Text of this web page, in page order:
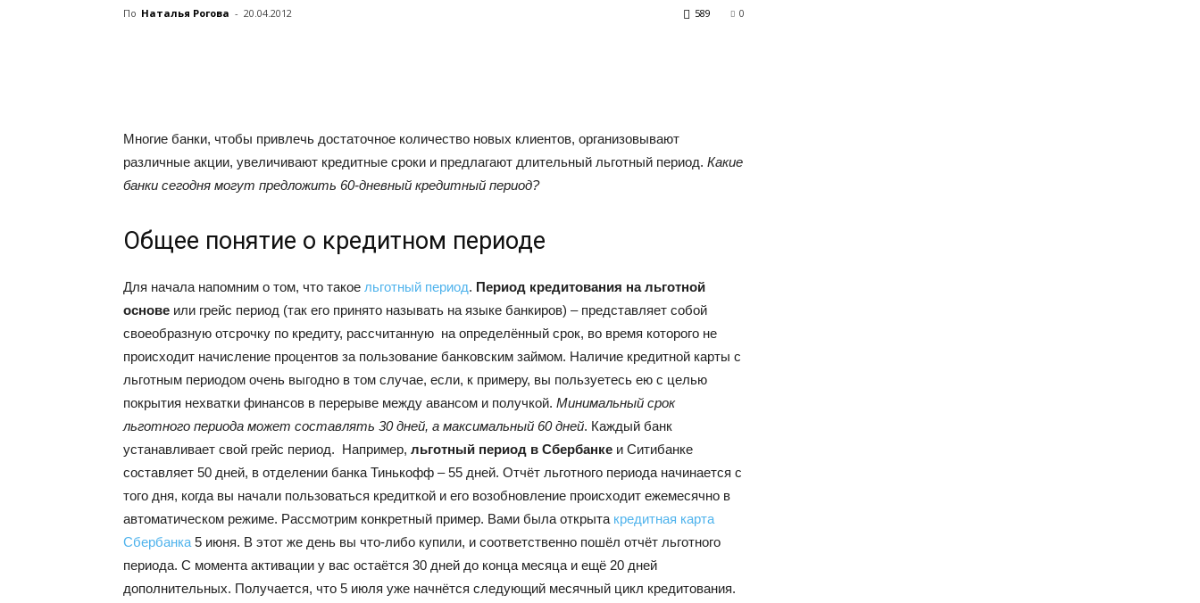
По Наталья Рогова - 20.04.2012 0
589
Многие банки, чтобы привлечь достаточное количество новых клиентов, организовывают
различные акции, увеличивают кредитные сроки и предлагают длительный льготный период. Какие
банки сегодня могут предложить 60-дневный кредитный период?
Общее понятие о кредитном периоде
Для начала напомним о том, что такое льготный период. Период кредитования на льготной
основе или грейс период (так его принято называть на языке банкиров) – представляет собой
своеобразную отсрочку по кредиту, рассчитанную на определённый срок, во время которого не
происходит начисление процентов за пользование банковским займом. Наличие кредитной карты с
льготным периодом очень выгодно в том случае, если, к примеру, вы пользуетесь ею с целью
покрытия нехватки финансов в перерыве между авансом и получкой. Минимальный срок
льготного периода может составлять 30 дней, а максимальный 60 дней. Каждый банк
устанавливает свой грейс период. Например, льготный период в Сбербанке и Ситибанке
составляет 50 дней, в отделении банка Тинькофф – 55 дней. Отчёт льготного периода начинается с
того дня, когда вы начали пользоваться кредиткой и его возобновление происходит ежемесячно в
автоматическом режиме. Рассмотрим конкретный пример. Вами была открыта кредитная карта
Сбербанка 5 июня. В этот же день вы что-либо купили, и соответственно пошёл отчёт льготного
периода. С момента активации у вас остаётся 30 дней до конца месяца и ещё 20 дней
дополнительных. Получается, что 5 июля уже начнётся следующий месячный цикл кредитования.